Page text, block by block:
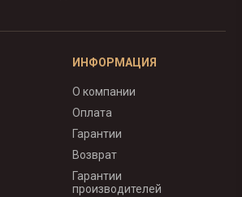
ИНФОРМАЦИЯ
О компании
Оплата
Гарантии
Возврат
Гарантии
производителей